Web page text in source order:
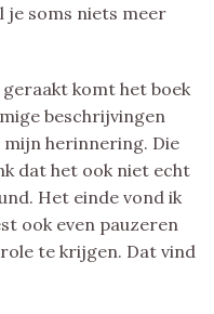
je soms niets meer
komt het boek
beschrijvingen
mijn herinnering. Die
dat het ook niet echt
Het einde vond ik
ook even pauzeren
te krijgen. Dat vind